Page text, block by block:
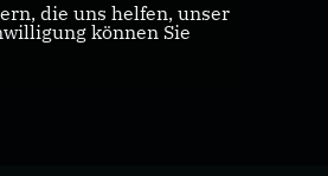
die uns helfen, unser
können Sie